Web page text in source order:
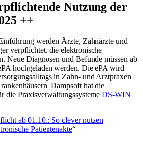
Nutzung der
++
werden Ärzte, Zahnärzte und
verpflichtet. die elektronische
Neue Diagnosen und Befunde müssen ab
hochgeladen werden. Die ePA wird
in Zahn- und Arztpraxen
Dampsoft hat die
die Praxisverwaltungssysteme DS-WIN
ab 01.10.: So clever nutzen
Patientenakte“